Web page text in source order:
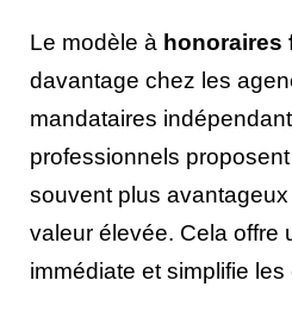
Le modèle à honoraires
davantage chez les
mandataires
professionnels
souvent plus
valeur élevée. Cela offre
immédiate et simplifie